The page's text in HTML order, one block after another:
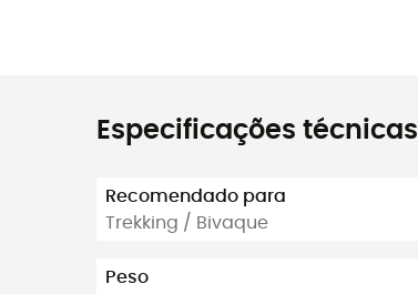
Especificações técnicas
Recomendado para
Trekking / Bivaque
Peso